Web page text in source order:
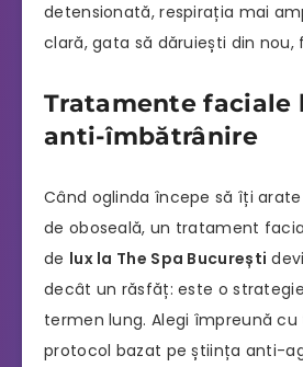
detensionată, respirația mai
clară, gata să dăruiești din nou,
Tratamente faciale
anti-îmbătrânire
Când oglinda începe să îți
de oboseală, un tratament
de lux la The Spa București
decât un răsfăț: este o
termen lung. Alegi împreună
protocol bazat pe știința anti-